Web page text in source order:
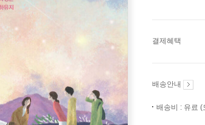
결제혜택
배송안내
배송비 : 유료